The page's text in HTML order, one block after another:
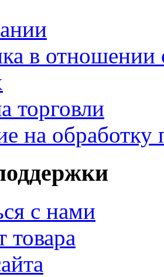
в отношении
торговли
на
с нами
товара